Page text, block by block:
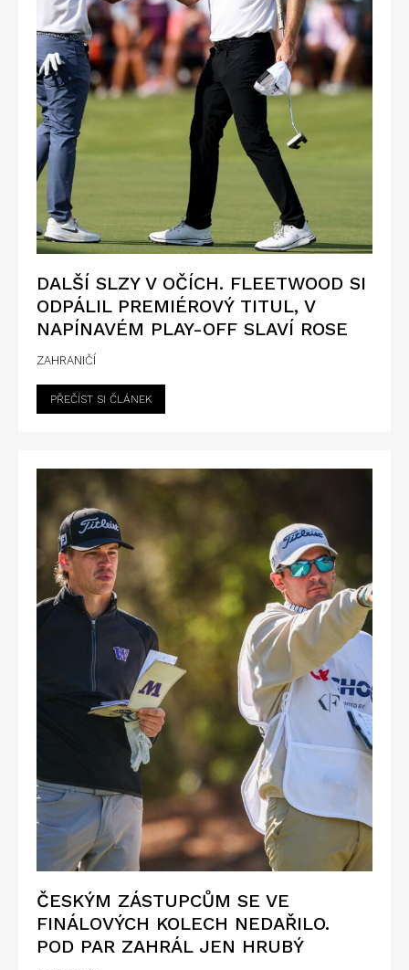
DALŠÍ SLZY V OČÍCH. FLEETWOOD SI
ODPÁLIL PREMIÉROVÝ TITUL, V
NAPÍNAVÉM PLAY-OFF SLAVÍ ROSE
ZAHRANIČÍ
PŘEČÍST SI ČLÁNEK
ČESKÝM ZÁSTUPCŮM SE VE
FINÁLOVÝCH KOLECH NEDAŘILO.
POD PAR ZAHRÁL JEN HRUBÝ